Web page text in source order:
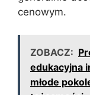
cenowym.
ZOBACZ:
edukacyjna
młode